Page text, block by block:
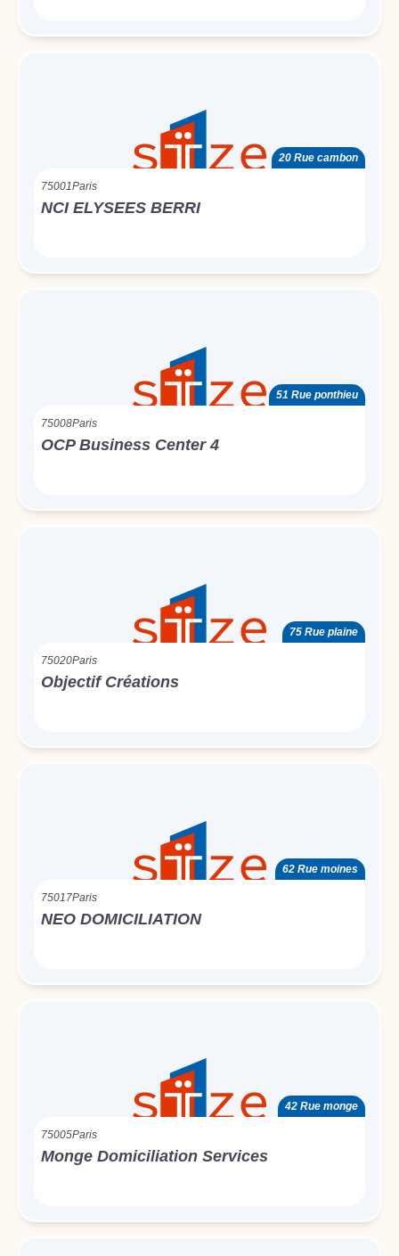
20 Rue cambon
75001Paris
NCI ELYSEES BERRI
51 Rue ponthieu
75008Paris
OCP Business Center 4
75 Rue plaine
75020Paris
Objectif Créations
62 Rue moines
75017Paris
NEO DOMICILIATION
42 Rue monge
75005Paris
Monge Domiciliation Services